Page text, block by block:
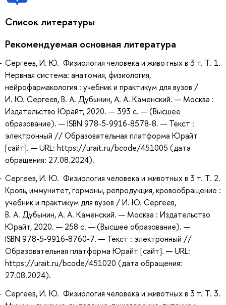
Список литературы
Рекомендуемая основная литература
Сергеев, И. Ю. Физиология человека и животных в 3 т. Т. 1.
Нервная система: анатомия, физиология,
нейрофармакология : учебник и практикум для вузов /
И. Ю. Сергеев, В. А. Дубынин, А. А. Каменский. — Москва :
Издательство Юрайт, 2020. — 393 с. — (Высшее
образование). — ISBN 978-5-9916-8578-8. — Текст :
электронный // Образовательная платформа Юрайт
[сайт]. — URL: https://urait.ru/bcode/451005 (дата
обращения: 27.08.2024).
Сергеев, И. Ю. Физиология человека и животных в 3 т. Т. 2.
Кровь, иммунитет, гормоны, репродукция, кровообращение :
учебник и практикум для вузов / И. Ю. Сергеев,
В. А. Дубынин, А. А. Каменский. — Москва : Издательство
Юрайт, 2020. — 258 с. — (Высшее образование). —
ISBN 978-5-9916-8760-7. — Текст : электронный //
Образовательная платформа Юрайт [сайт]. — URL:
https://urait.ru/bcode/451020 (дата обращения:
27.08.2024).
Сергеев, И. Ю. Физиология человека и животных в 3 т. Т. 3.